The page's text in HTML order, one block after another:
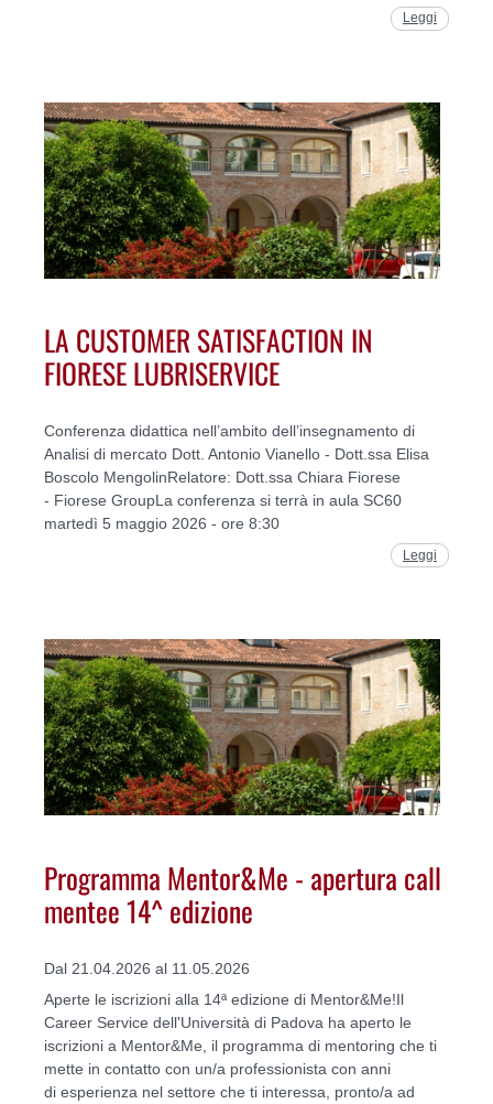
Leggi
LA CUSTOMER SATISFACTION IN
FIORESE LUBRISERVICE
Conferenza didattica nell’ambito dell’insegnamento di
Analisi di mercato Dott. Antonio Vianello - Dott.ssa Elisa
Boscolo MengolinRelatore: Dott.ssa Chiara Fiorese
- Fiorese GroupLa conferenza si terrà in aula SC60
martedì 5 maggio 2026 - ore 8:30
Leggi
Programma Mentor&Me - apertura call
mentee 14^ edizione
Dal 21.04.2026 al 11.05.2026
Aperte le iscrizioni alla 14ª edizione di Mentor&Me!Il
Career Service dell'Università di Padova ha aperto le
iscrizioni a Mentor&Me, il programma di mentoring che ti
mette in contatto con un/a professionista con anni
di esperienza nel settore che ti interessa, pronto/a ad